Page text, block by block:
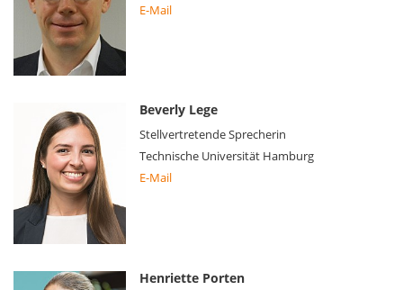
E-Mail
Beverly Lege
Stellvertretende Sprecherin
Technische Universität Hamburg
E-Mail
Henriette Porten